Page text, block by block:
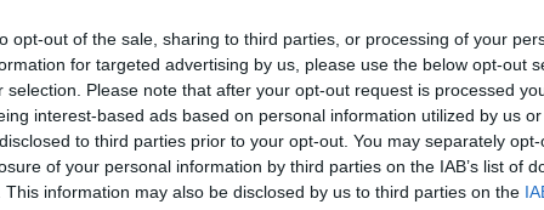
opt-out of the sale, sharing to third parties, or processing of your
for targeted advertising by us, please use the below opt-out
selection. Please note that after your opt-out request is processed
interest-based ads based on personal information utilized by us
to third parties prior to your opt-out. You may separately
of your personal information by third parties on the IAB’s list of
This information may also be disclosed by us to third parties on the
διαθέτει η Κεντρική Τράπεζαη αγορά των ακινήτων
των υποψηφίων αγοραστών και λιγότερο από στεγαστικά
χρηματοδοτείται μέσω της αποταμίευσης των
πουενισχύει την εκτίμηση ότι η ζήτηση κατοικιών δεν
, καθώς πολλοί αγοραστές χρησιμοποιούν τον